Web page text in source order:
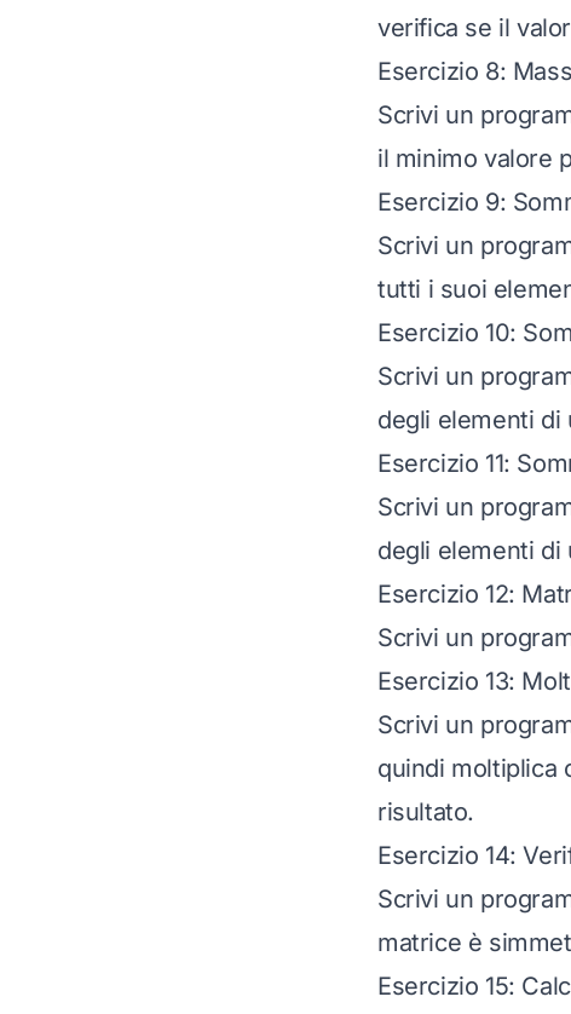
verifica se il
Esercizio 8:
Scrivi un
il minimo valore
Esercizio 9:
Scrivi un
tutti i suoi
Esercizio 10:
Scrivi un
degli elementi di
Esercizio 11:
Scrivi un
degli elementi di
Esercizio 12:
Scrivi un
Esercizio 13:
Scrivi un
quindi moltiplica
risultato.
Esercizio 14:
Scrivi un
matrice è
Esercizio 15: